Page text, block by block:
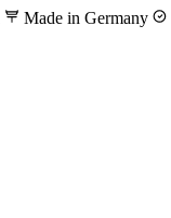
Made in Germany